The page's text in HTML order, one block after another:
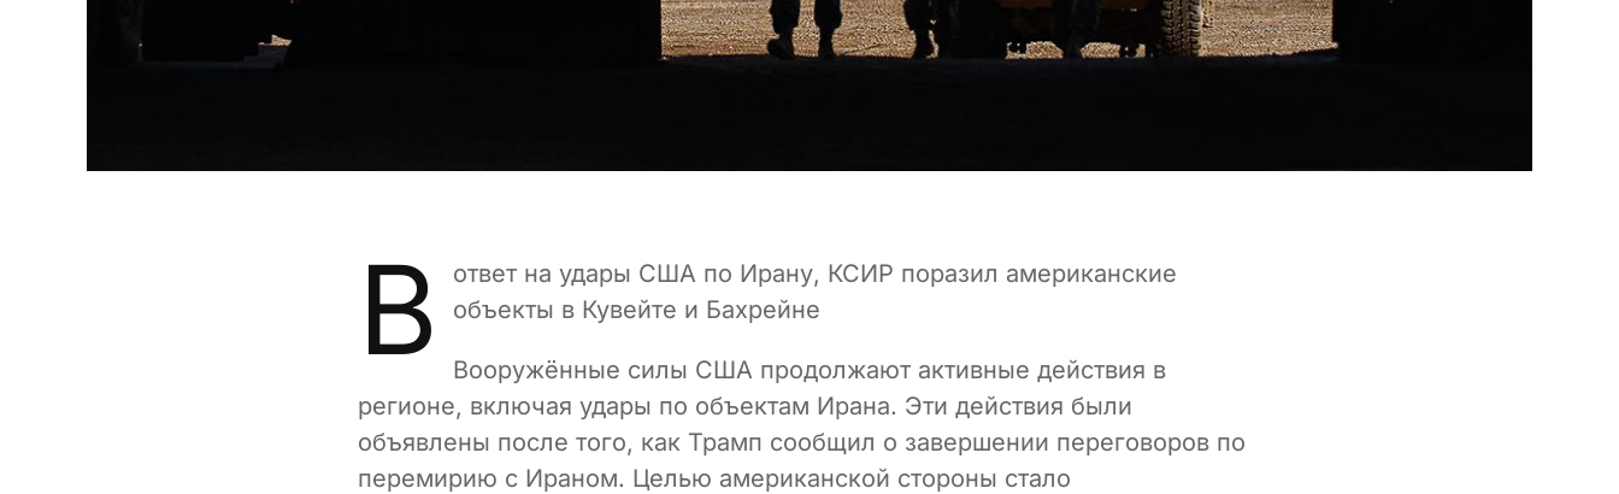
В
ответ на удары США по Ирану, КСИР поразил американские
объекты в Кувейте и Бахрейне
Вооружённые силы США продолжают активные действия в
регионе, включая удары по объектам Ирана. Эти действия были
объявлены после того, как Трамп сообщил о завершении переговоров по
перемирию с Ираном. Целью американской стороны стало